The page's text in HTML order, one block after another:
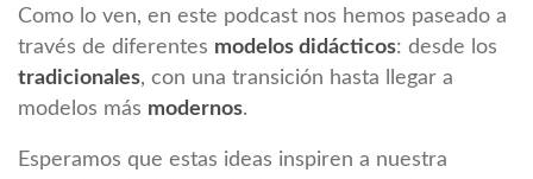
Como lo ven, en este podcast nos hemos paseado a
través de diferentes modelos didácticos: desde los
tradicionales, con una transición hasta llegar a
modelos más modernos.
Esperamos que estas ideas inspiren a nuestra